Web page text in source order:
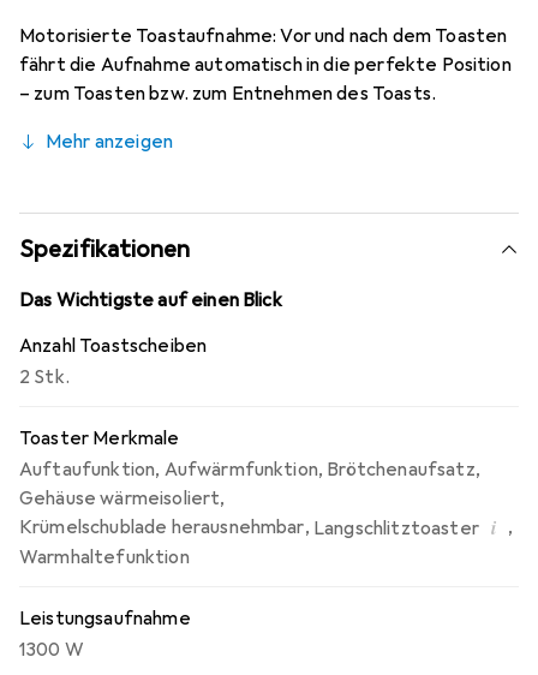
Motorisierte Toastaufnahme: Vor und nach dem Toasten
fährt die Aufnahme automatisch in die perfekte Position
– zum Toasten bzw. zum Entnehmen des Toasts.
Mehr anzeigen
Spezifikationen
Das Wichtigste auf einen Blick
Anzahl Toastscheiben
2 Stk.
Toaster Merkmale
Auftaufunktion, Aufwärmfunktion, Brötchenaufsatz,
Gehäuse wärmeisoliert,
Krümelschublade herausnehmbar, Langschlitztoaster i ,
Warmhaltefunktion
Leistungsaufnahme
1300 W